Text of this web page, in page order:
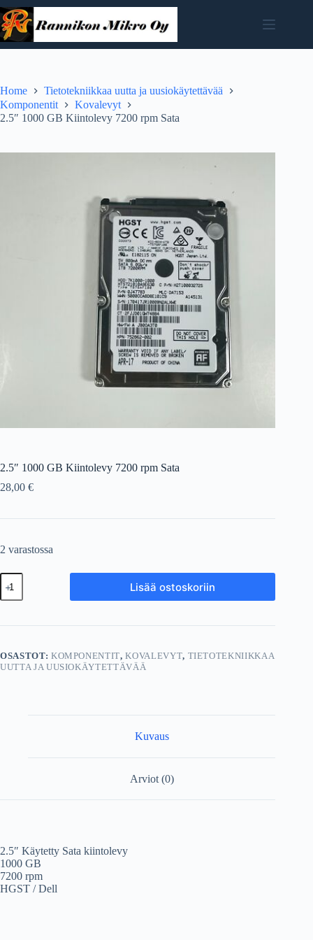
Skip
to
content
Home
Tietotekniikkaa uutta ja uusiokäytettävää
Komponentit
Kovalevyt
2.5″ 1000 GB Kiintolevy 7200 rpm Sata
2.5″ 1000 GB Kiintolevy 7200 rpm Sata
28,00 €
2 varastossa
2.5"
1000
GB
7200
määrä
Lisää ostoskoriin
OSASTOT: KOMPONENTIT,KOVALEVYT, TIETOTEKNIIKKAA
UUTTA JA UUSIOKÄYTETTÄVÄÄ
Kuvaus
Arviot (0)
2.5″ Käytetty Sata kiintolevy
1000 GB
7200 rpm
HGST / Dell